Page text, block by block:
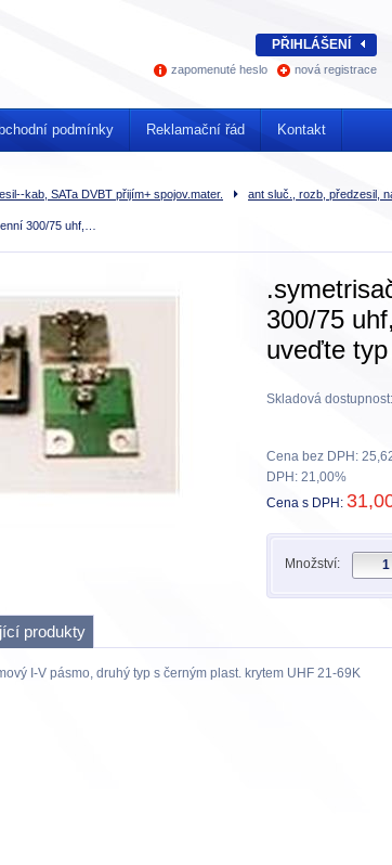
kab, SATa DVBT přijím+ spojov.mater. ant sluč., rozb, předzesil,
300/75 uhf,…
300/75
uveďte typ
Skladová dostupnost:
Cena bez DPH:
DPH: 21,00%
Cena s DPH:
Množství:
produkty
I-V pásmo, druhý typ s černým plast. krytem UHF 21-69K
podmínky Reklamační řád Kontakt
PŘIHLÁŠENÍ
zapomenuté heslo nová registrace